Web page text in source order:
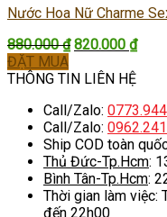
Nước Hoa Nữ Charme
880.000₫ Giá
là:
820.000 ₫Giá
ĐẶT MUA
THÔNG TIN LIÊN HỆ
Call/Zalo:
Call/Zalo:
Ship COD toàn
Thủ Đức-Tp.Hcm:
Bình Tân-Tp.Hcm:
Thời gian làm việc:
đến 22h00